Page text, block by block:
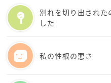
ちだけを一度だけ少し本
と思います。話の流れで
みたりさんは、彼女のこ
た。だからこそ、その大
伴わない相手にすり減ら
せん。まずは、ご自分が一
いつでもここで、みたり
えたいです。
なによりも大切な存在
やり取りに嫌われたくな
性格が反映されてしまう
意識を改めていきます。
もう嫌われてるかもしれ
うまく動けませんが、い
別れを切り出された
した
私の性根の悪さ